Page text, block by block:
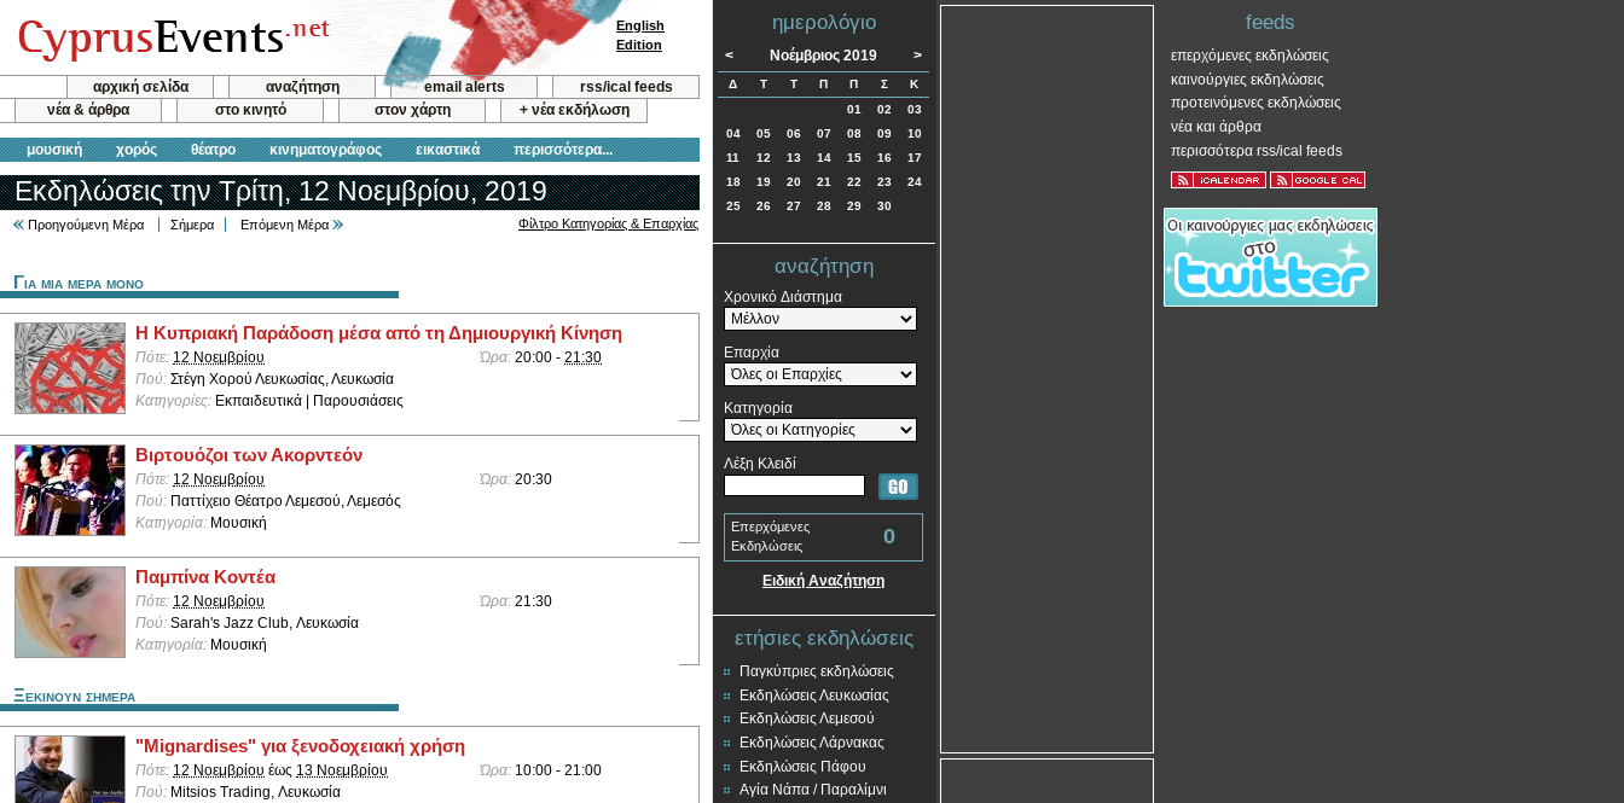
αρχική σελίδα αναζήτηση email alerts
rss/ical feeds
νέα & άρθρα
στο κινητό στον χάρτη + νέα εκδήλωση
μουσική χορός θέατρο κινηματογράφος εικαστικά περισσότερα...
English
Edition
Εκδηλώσεις την Τρίτη, 12 Νοεμβρίου, 2019
Προηγούμενη Μέρα Σήμερα Επόμενη Μέρα Φίλτρο Κατηγορίας & Επαρχίας
Για μια μερα μονο
Η Κυπριακή Παράδοση μέσα από τη Δημιουργική Κίνηση
Πότε: 12 Νοεμβρίου Ώρα: 20:00 - 21:30
Πού: Στέγη Χορού Λευκωσίας, Λευκωσία
Κατηγορίες: Εκπαιδευτικά | Παρουσιάσεις
Βιρτουόζοι των Ακορντεόν
Πότε: 12 Νοεμβρίου Ώρα: 20:30
Πού: Παττίχειο Θέατρο Λεμεσού, Λεμεσός
Κατηγορία: Μουσική
Παμπίνα Κοντέα
Πότε: 12 Νοεμβρίου Ώρα: 21:30
Πού: Sarah's Jazz Club, Λευκωσία
Κατηγορία: Μουσική
Ξεκινουν σημερα
"Mignardises" για ξενοδοχειακή χρήση
Πότε: 12 Νοεμβρίου έως 13 Νοεμβρίου Ώρα: 10:00 - 21:00
Πού: Mitsios Trading, Λευκωσία
ημερολόγιο
< Νοέμβριος 2019 >
Δ Τ Τ Π Π Σ
Κ
01
02
03
04
05 06 07 08 09
10
11
12 13 14 15 16
17
18
19 20 21 22 23
24
25
26 27 28 29 30
αναζήτηση
Χρονικό Διάστημα
Επαρχία
Κατηγορία
Λέξη Κλειδί
Επερχόμενες
Εκδηλώσεις
0
Ειδική Αναζήτηση
ετήσιες εκδηλώσεις
Παγκύπριες εκδηλώσεις
Εκδηλώσεις Λευκωσίας
Εκδηλώσεις Λεμεσού
Εκδηλώσεις Λάρνακας
Εκδηλώσεις Πάφου
Αγία Νάπα / Παραλίμνι
feeds
επερχόμενες εκδηλώσεις
καινούργιες εκδηλώσεις
προτεινόμενες εκδηλώσεις
νέα και άρθρα
περισσότερα rss/ical feeds